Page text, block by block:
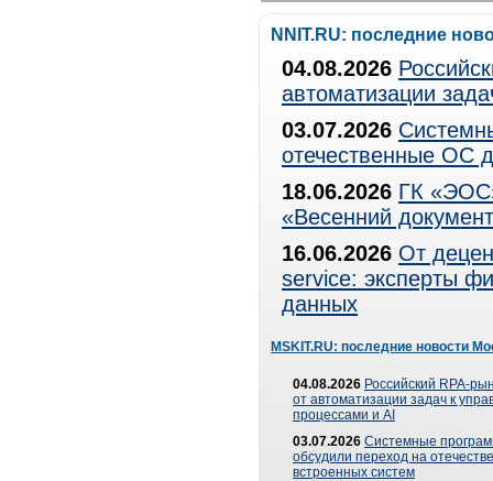
NNIT.RU: последние
04.08.2026
автоматизации
03.07.2026
отечественные ОС
18.06.2026 ГК
«Весенний
16.06.2026 От
service: эксперты
данных
MSKIT.RU: последние новости
04.08.2026 Российский RPA-
от автоматизации задач к
процессами и AI
03.07.2026 Системные
обсудили переход на
встроенных систем